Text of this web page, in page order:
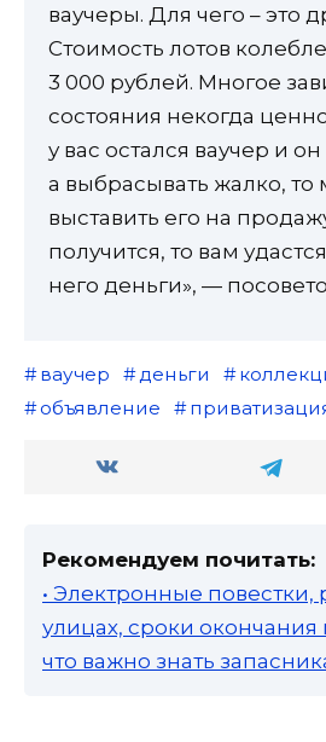
ваучеры. Для чего – это
Стоимость лотов
3 000 рублей. Многое
состояния некогда
у вас остался ваучер и
а выбрасывать жалко,
выставить его на
получится, то вам
него деньги», —
ваучер деньги
объявление
Рекомендуем почитать:
• Электронные повестки,
улицах, сроки
что важно знать